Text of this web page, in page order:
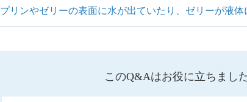
プリンやゼリーの表面に水が出ていたり、ゼリーが液体
このQ&Aはお役に立ちまし